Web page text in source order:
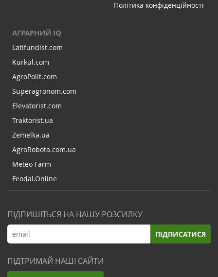
Політика конфіденційності
АГРАРНИЙ IQ
Latifundist.com
Kurkul.com
AgroPolit.com
Superagronom.com
Elevatorist.com
Traktorist.ua
Zemelka.ua
AgroRobota.com.ua
Meteo Farm
Feodal.Online
ПІДПИШІТЬСЯ НА НАШУ РОЗСИЛКУ
ПІДПИСАТИСЯ
ПІДТРИМАЙ НАШІ САЙТИ